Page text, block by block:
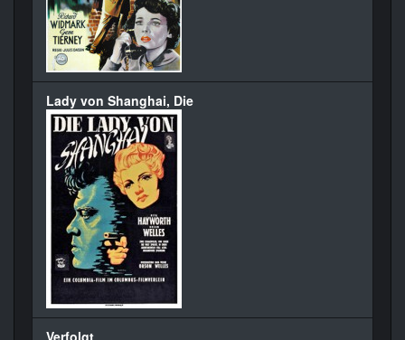
Lady von Shanghai, Die